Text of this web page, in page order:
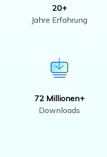
20+
Jahre Erfahrung
72 Millionen+
Downloads